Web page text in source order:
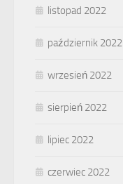
listopad 2022
październik 2022
wrzesień 2022
sierpień 2022
lipiec 2022
czerwiec 2022